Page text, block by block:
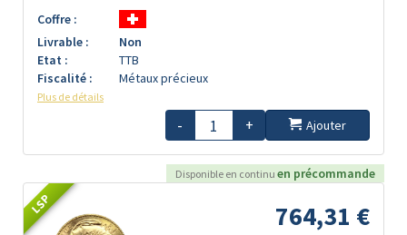
Coffre :
Livrable :
Non
Etat :
TTB
Fiscalité :
Métaux précieux
Plus de détails
- + Ajouter
Disponible en continu en précommande
LSP 764,31 €